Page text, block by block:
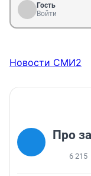
Гость
Войти
Новости СМИ2
Про
6 215